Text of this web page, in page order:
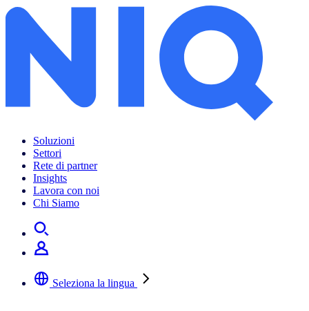
Soluzioni
Settori
Rete di partner
Insights
Lavora con noi
Chi Siamo
Seleziona la lingua